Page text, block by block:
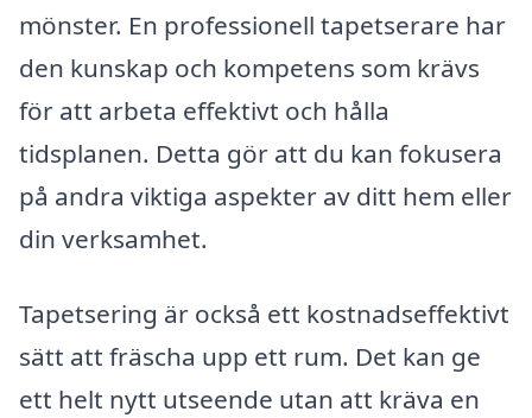
mönster. En professionell tapetserare har
den kunskap och kompetens som krävs
för att arbeta effektivt och hålla
tidsplanen. Detta gör att du kan fokusera
på andra viktiga aspekter av ditt hem eller
din verksamhet.
Tapetsering är också ett kostnadseffektivt
sätt att fräscha upp ett rum. Det kan ge
ett helt nytt utseende utan att kräva en